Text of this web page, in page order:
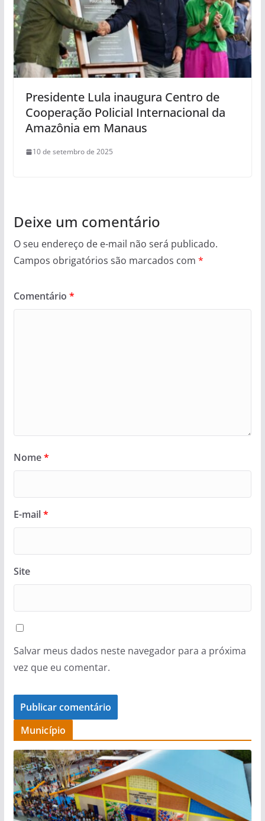
Presidente Lula inaugura Centro de
Cooperação Policial Internacional da
Amazônia em Manaus
10 de setembro de 2025
Deixe um comentário
O seu endereço de e-mail não será publicado.
Campos obrigatórios são marcados com *
Comentário *
Nome*
E-mail*
Site
Salvar meus dados neste navegador para a próxima
vez que eu comentar.
Município